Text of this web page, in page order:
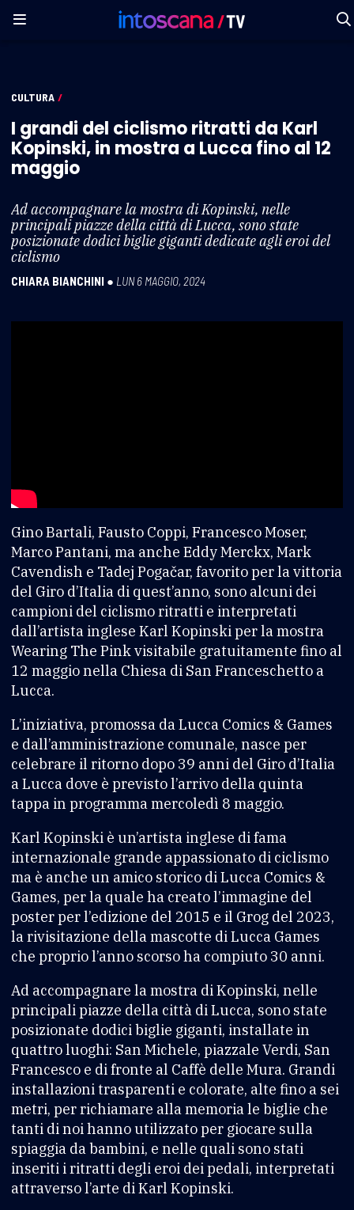
CULTURA /
I grandi del ciclismo ritratti da Karl
Kopinski, in mostra a Lucca fino al 12
maggio
Ad accompagnare la mostra di Kopinski, nelle
principali piazze della città di Lucca, sono state
posizionate dodici biglie giganti dedicate agli eroi del
ciclismo
CHIARA BIANCHINI ● LUN 6 MAGGIO, 2024
Gino Bartali, Fausto Coppi, Francesco Moser,
Marco Pantani, ma anche Eddy Merckx, Mark
Cavendish e Tadej Pogačar, favorito per la vittoria
del Giro d’Italia di quest’anno, sono alcuni dei
campioni del ciclismo ritratti e interpretati
dall’artista inglese Karl Kopinski per la mostra
Wearing The Pink visitabile gratuitamente fino al
12 maggio nella Chiesa di San Franceschetto a
Lucca.
L’iniziativa, promossa da Lucca Comics & Games
e dall’amministrazione comunale, nasce per
celebrare il ritorno dopo 39 anni del Giro d’Italia
a Lucca dove è previsto l’arrivo della quinta
tappa in programma mercoledì 8 maggio.
Karl Kopinski è un’artista inglese di fama
internazionale grande appassionato di ciclismo
ma è anche un amico storico di Lucca Comics &
Games, per la quale ha creato l’immagine del
poster per l’edizione del 2015 e il Grog del 2023,
la rivisitazione della mascotte di Lucca Games
che proprio l’anno scorso ha compiuto 30 anni.
Ad accompagnare la mostra di Kopinski, nelle
principali piazze della città di Lucca, sono state
posizionate dodici biglie giganti, installate in
quattro luoghi: San Michele, piazzale Verdi, San
Francesco e di fronte al Caffè delle Mura. Grandi
installazioni trasparenti e colorate, alte fino a sei
metri, per richiamare alla memoria le biglie che
tanti di noi hanno utilizzato per giocare sulla
spiaggia da bambini, e nelle quali sono stati
inseriti i ritratti degli eroi dei pedali, interpretati
attraverso l’arte di Karl Kopinski.